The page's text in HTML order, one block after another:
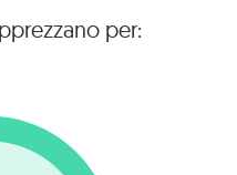
per: